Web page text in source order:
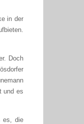
in der
Doch
und es
es, die